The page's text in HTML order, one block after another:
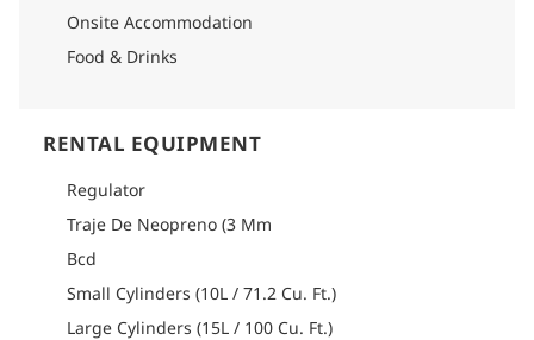
Onsite Accommodation
Food & Drinks
RENTAL EQUIPMENT
Regulator
Traje De Neopreno (3 Mm
Bcd
Small Cylinders (10L / 71.2 Cu. Ft.)
Large Cylinders (15L / 100 Cu. Ft.)